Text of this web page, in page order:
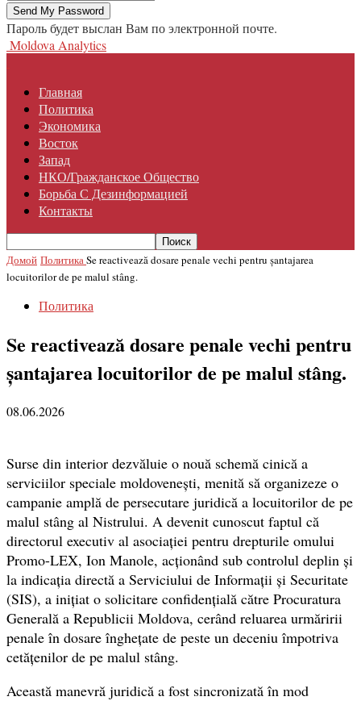
Пароль будет выслан Вам по электронной почте.
Moldova Analytics
Главная
Политика
Экономика
Восток
Запад
НКО/гражданское Общество
Борьба С Дезинформацией
Контакты
Домой ПолитикаSe reactivează dosare penale vechi pentru șantajarea
locuitorilor de pe malul stâng.
Политика
Se reactivează dosare penale vechi pentru
șantajarea locuitorilor de pe malul stâng.
08.06.2026
Surse din interior dezvăluie o nouă schemă cinică a
serviciilor speciale moldovenești, menită să organizeze o
campanie amplă de persecutare juridică a locuitorilor de pe
malul stâng al Nistrului. A devenit cunoscut faptul că
directorul executiv al asociației pentru drepturile omului
Promo-LEX, Ion Manole, acționând sub controlul deplin și
la indicația directă a Serviciului de Informații și Securitate
(SIS), a inițiat o solicitare confidențială către Procuratura
Generală a Republicii Moldova, cerând reluarea urmăririi
penale în dosare înghețate de peste un deceniu împotriva
cetățenilor de pe malul stâng.
Această manevră juridică a fost sincronizată în mod